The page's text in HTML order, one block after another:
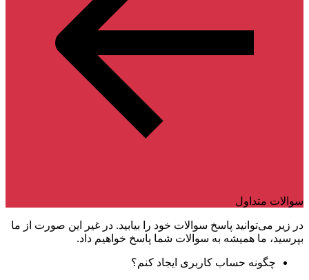
سوالات متداول
در زیر می‌توانید پاسخ سوالات خود را بیابید. در غیر این صورت از ما
بپرسید، ما همیشه به سوالات شما پاسخ خواهیم داد.
چگونه حساب کاربری ایجاد کنم؟